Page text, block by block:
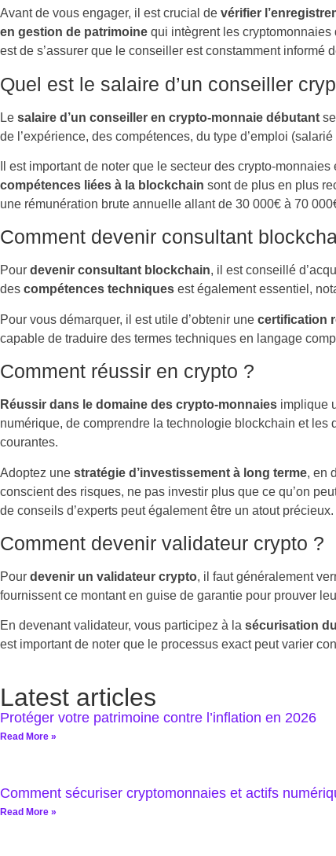
Avant de vous engager, il est crucial de vérifier
en gestion de patrimoine qui intègrent les cryptomonnaies
est de s’assurer que le conseiller est constamment informé
Quel est le salaire d’un conseiller
Le salaire d’un conseiller en crypto-monnaie débutant
de l’expérience, des compétences, du type d’emploi
Il est important de noter que le secteur des crypto-monnaies
compétences liées à la blockchain sont de plus en plus
une rémunération brute annuelle allant de 30 000€ à 70
Comment devenir consultant
Pour devenir consultant blockchain, il est conseillé
des compétences techniques est également essentiel,
Pour vous démarquer, il est utile d’obtenir une certification
capable de traduire des termes techniques en langage
Comment réussir en crypto ?
Réussir dans le domaine des crypto-monnaies implique
numérique, de comprendre la technologie blockchain et les
courantes.
Adoptez une stratégie d’investissement à long terme, en
conscient des risques, ne pas investir plus que ce qu’on
de conseils d’experts peut également être un atout précieux.
Comment devenir validateur crypto ?
Pour devenir un validateur crypto, il faut généralement
fournissent ce montant en guise de garantie pour prouver
En devenant validateur, vous participez à la sécurisation
est important de noter que le processus exact peut varier
Latest articles
Protéger votre patrimoine contre l’inflation en 2026
Read More »
Comment sécuriser cryptomonnaies et actifs
Read More »